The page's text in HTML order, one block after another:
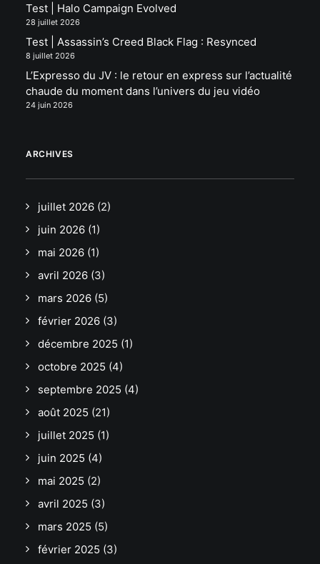
Test | Halo Campaign Evolved
28 juillet 2026
Test | Assassin’s Creed Black Flag : Resynced
8 juillet 2026
L’Expresso du JV : le retour en express sur l’actualité
chaude du moment dans l’univers du jeu vidéo
24 juin 2026
ARCHIVES
juillet 2026 (2)
juin 2026 (1)
mai 2026 (1)
avril 2026 (3)
mars 2026 (5)
février 2026 (3)
décembre 2025 (1)
octobre 2025 (4)
septembre 2025 (4)
août 2025 (21)
juillet 2025 (1)
juin 2025 (4)
mai 2025 (2)
avril 2025 (3)
mars 2025 (5)
février 2025 (3)